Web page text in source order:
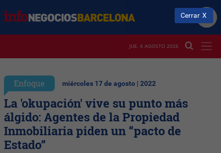
JUE. 6 AGOSTO 2026
Enfoque miércoles 17 de agosto | 2022
La 'okupación' vive su punto más
álgido: Agentes de la Propiedad
Inmobiliaria piden un “pacto de
Estado”
Cerrar